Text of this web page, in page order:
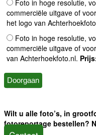
Foto in hoge resolutie,
commerciële uitgave of
het logo van
Foto in hoge resolutie,
commerciële uitgave of
van Achterhoekfoto.nl.
Wilt u alle foto’s, in
fotoreportage bestellen?